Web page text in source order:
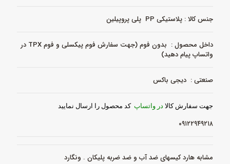
جنس کالا : پلاستیکی PP پلی پروپیلین
داخل محصول : بدون فوم (جهت سفارش فوم پیکسلی و فوم TPX در
واتساپ پیام دهید)
صنعتی : دیجی باکس
جهت سفارش کالا در واتساپکد محصول را ارسال نمایید
۰۹۱۲۲۹۴۹۲۱۸
مشابه هارد کیسهای ضد آب و ضد ضربه پلیکان . ونگارد